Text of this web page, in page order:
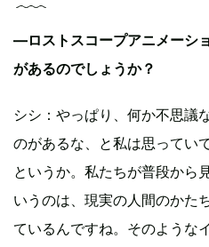
—ロストスコープアニメーシ
があるのでしょうか？
シシ：やっぱり、何か不思議
のがあるな、と私は思ってい
というか。私たちが普段から
いうのは、現実の人間のかた
ているんですね。そのような